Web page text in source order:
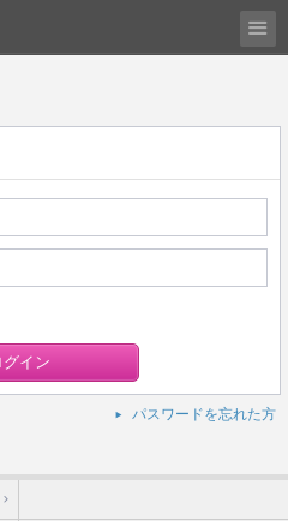
パスワードを忘れた方